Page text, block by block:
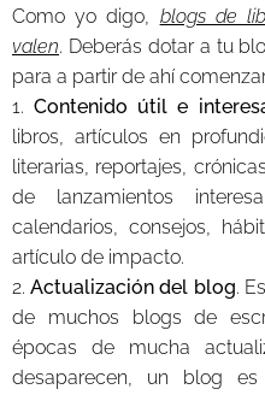
Como yo digo, blogs de
valen. Deberás dotar a tu
para a partir de ahí
1.Contenido útil e
libros, artículos en
literarias, reportajes,
de lanzamientos
calendarios, consejos,
artículo de impacto.
2.Actualización del blog.
de muchos blogs de
épocas de mucha
desaparecen, un blog